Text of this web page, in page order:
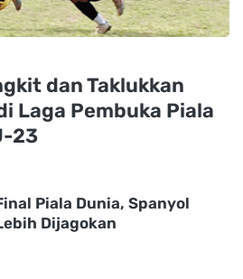
dan Taklukkan
Laga Pembuka Piala
23
Piala Dunia, Spanyol
Dijagokan